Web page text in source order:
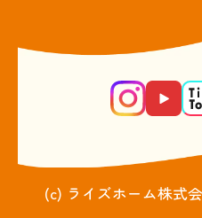
(c) ライズホーム株式